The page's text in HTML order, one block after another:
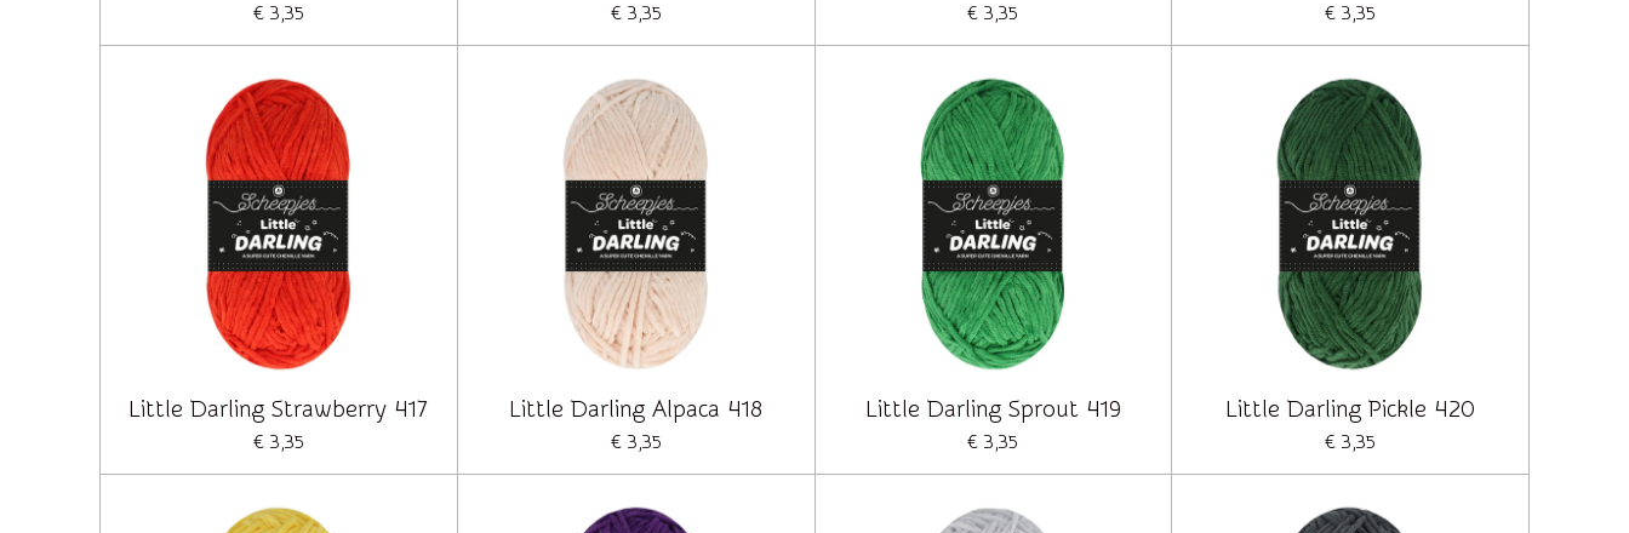
€ 3,35 € 3,35 € 3,35 € 3,35
Little Darling Strawberry 417
€ 3,35
Little Darling Alpaca 418
€ 3,35
Little Darling Sprout 419
€ 3,35
Little Darling Pickle 420
€ 3,35